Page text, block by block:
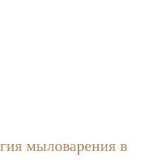
мыловарения в